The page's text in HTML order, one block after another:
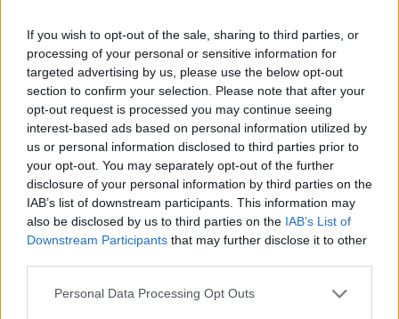
If you wish to opt-out of the sale, sharing to third parties, or
processing of your personal or sensitive information for
targeted advertising by us, please use the below opt-out
section to confirm your selection. Please note that after your
opt-out request is processed you may continue seeing
interest-based ads based on personal information utilized by
us or personal information disclosed to third parties prior to
your opt-out. You may separately opt-out of the further
disclosure of your personal information by third parties on the
IAB’s list of downstream participants. This information may
also be disclosed by us to third parties on the IAB’s List of
Downstream Participants that may further disclose it to other
Personal Data Processing Opt Outs
Παρόλο που δεν υπάρχει ισοδύναμο των
iOS λόγω των περιορισμών της Apple